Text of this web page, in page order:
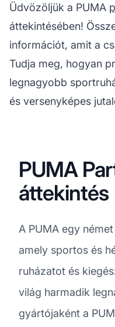
Üdvözöljük a PUMA
áttekintésében!
információt, amit a
Tudja meg, hogyan
legnagyobb
és versenyképes
PUMA
áttekintés
A PUMA egy
amely sportos és
ruházatot és
világ harmadik
gyártójaként a